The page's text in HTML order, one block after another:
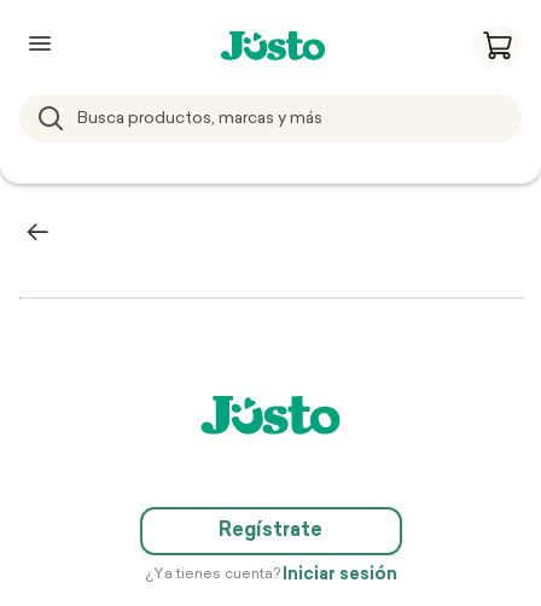
Regístrate
¿Ya tienes cuenta? Iniciar sesión